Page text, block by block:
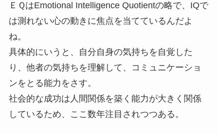
ＥＱはEmotional Intelligence Quotientの略で、IQで
は測れない心の動きに焦点を当てているんだよ
ね。
具体的にいうと、自分自身の気持ちを自覚した
り、他者の気持ちを理解して、コミュニケーショ
ンをとる能力をさす。
社会的な成功は人間関係を築く能力が大きく関係
しているため、ここ数年注目されつつある。